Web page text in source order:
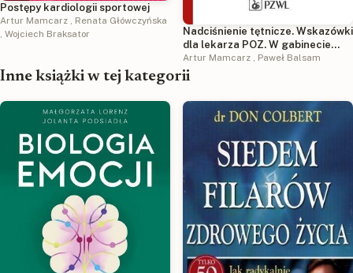
Postępy kardiologii sportowej
Artur Mamcarz , Renata Główczyńska
, Wojciech Braksator
Nadciśnienie tętnicze. Wskazówki
dla lekarza POZ. W gabinecie
lekarza POZ
Artur Mamcarz , Paweł Balsam
Inne książki w tej kategorii